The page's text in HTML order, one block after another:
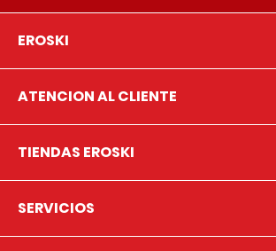
EROSKI
ATENCION AL CLIENTE
TIENDAS EROSKI
SERVICIOS